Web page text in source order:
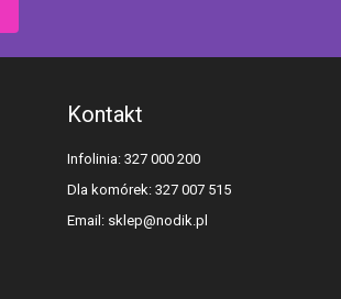
Kontakt
Infolinia: 327 000 200
Dla komórek: 327 007 515
Email: sklep@nodik.pl